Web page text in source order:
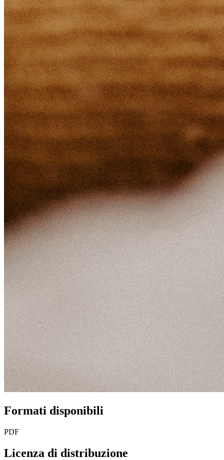
Formati disponibili
PDF
Licenza di distribuzione